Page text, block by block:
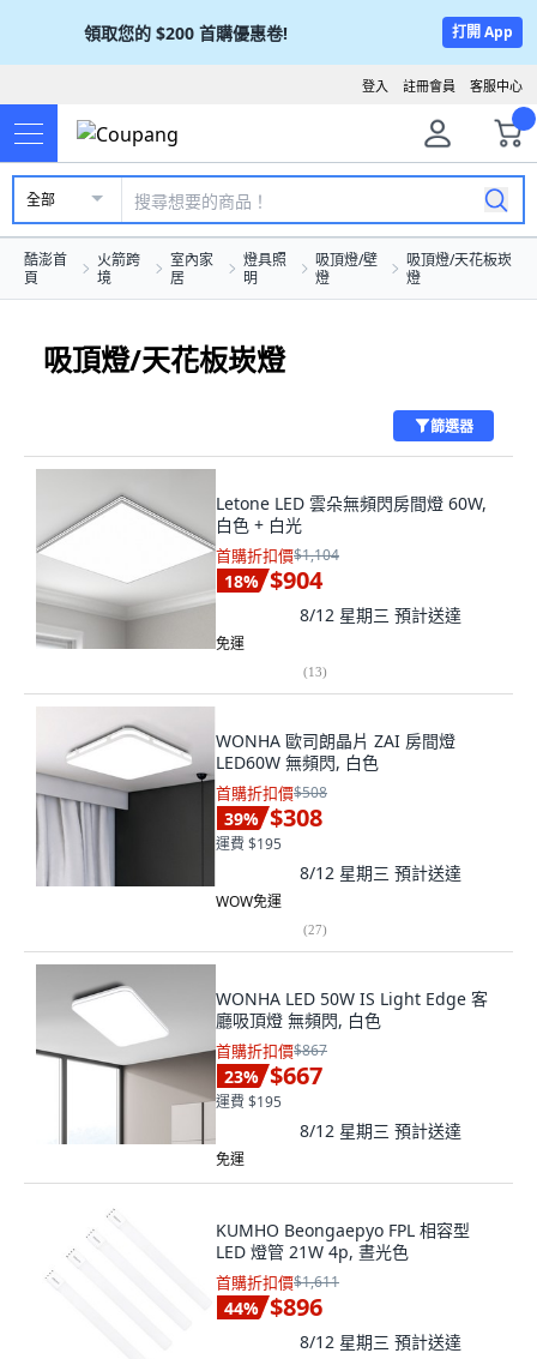
領取您的 $200 首購優惠卷! 打開 App
客服中心
註冊會員
登入
全部
酷澎首
頁
火箭跨
境
室內家
居
燈具照
明
吸頂燈/壁
燈
吸頂燈/天花板崁
燈
吸頂燈/天花板崁燈
篩選器
Letone LED 雲朵無頻閃房間燈 60W,
白色 + 白光
首購折扣價$1,104
18% $904
8/12 星期三 預計送達
免運
(13)
WONHA 歐司朗晶片 ZAI 房間燈
LED60W 無頻閃, 白色
首購折扣價$508
39% $308
運費 $195
8/12 星期三 預計送達
WOW免運
(27)
WONHA LED 50W IS Light Edge 客
廳吸頂燈 無頻閃, 白色
首購折扣價$867
23% $667
運費 $195
8/12 星期三 預計送達
免運
KUMHO Beongaepyo FPL 相容型
LED 燈管 21W 4p, 晝光色
首購折扣價$1,611
44% $896
8/12 星期三 預計送達